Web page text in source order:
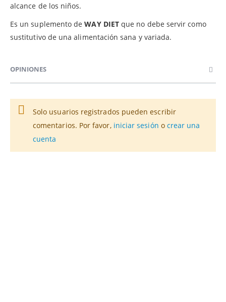
alcance de los niños.
Es un suplemento deWAY DIETque no debe servir como
sustitutivo de una alimentación sana y variada.
OPINIONES
Solo usuarios registrados pueden escribir
comentarios. Por favor, iniciar sesión o crear una
cuenta